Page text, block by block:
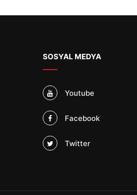
SOSYAL MEDYA
Youtube
Facebook
Twitter